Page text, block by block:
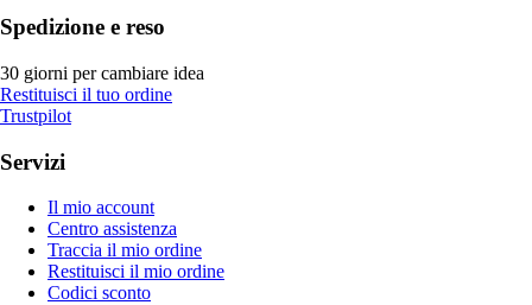
Spedizione e reso
30 giorni per cambiare idea
Restituisci il tuo ordine
Trustpilot
Servizi
Il mio account
Centro assistenza
Traccia il mio ordine
Restituisci il mio ordine
Codici sconto